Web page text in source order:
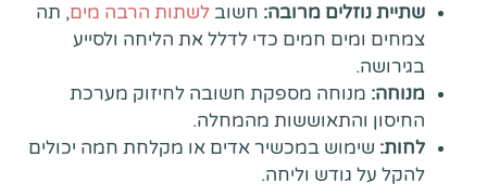
שתיית נוזלים מרובה: חשוב לשתות הרבה מים, תה
צמחים ומים חמים כדי לדלל את הליחה ולסייע
בגירושה.
מנוחה: מנוחה מספקת חשובה לחיזוק מערכת
החיסון והתאוששות מהמחלה.
לחות: שימוש במכשיר אדים או מקלחת חמה יכולים
להקל על גודש וליחה.